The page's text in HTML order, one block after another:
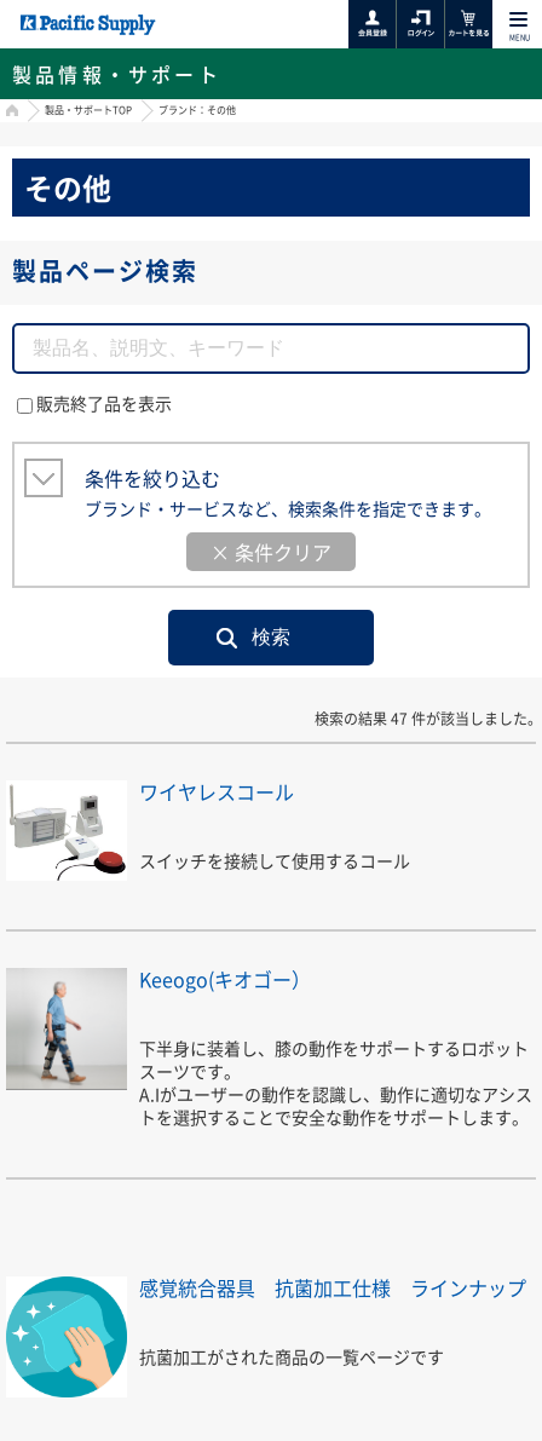
MENU
製品情報・サポート
HOME製品・サポートTOP ブランド：その他
その他
製品ページ検索
販売終了品を表示
条件を絞り込む
ブランド・サービスなど、検索条件を指定できます。
× 条件クリア
検索の結果 47 件が該当しました。
ワイヤレスコール
スイッチを接続して使用するコール
Keeogo(キオゴー）
下半身に装着し、膝の動作をサポートするロボット
スーツです。
A.Iがユーザーの動作を認識し、動作に適切なアシス
トを選択することで安全な動作をサポートします。
感覚統合器具 抗菌加工仕様 ラインナップ
抗菌加工がされた商品の一覧ページです